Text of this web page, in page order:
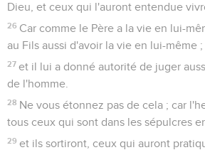
Dieu, et ceux qui l'auront entendue
26 Car comme le Père a la vie en lui-
au Fils aussi d'avoir la vie en lui-même ;
27 et il lui a donné autorité de juger
de l'homme.
28 Ne vous étonnez pas de cela ; car
tous ceux qui sont dans les sépulcres
29 et ils sortiront, ceux qui auront